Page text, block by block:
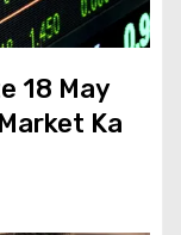
18 May
Ka